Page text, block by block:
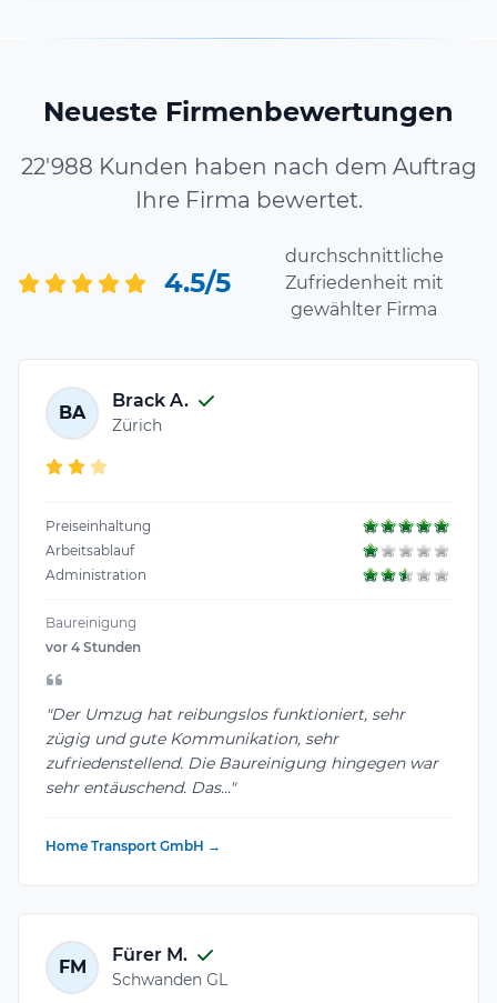
Neueste Firmenbewertungen
22'988 Kunden haben nach dem Auftrag
Ihre Firma bewertet.
4.5/5
durchschnittliche
Zufriedenheit mit
gewählter Firma
BA
Brack A.
Zürich
Preiseinhaltung
Arbeitsablauf
Administration
Baureinigung
vor 4 Stunden
"Der Umzug hat reibungslos funktioniert, sehr
zügig und gute Kommunikation, sehr
zufriedenstellend. Die Baureinigung hingegen war
sehr entäuschend. Das..."
Home Transport GmbH →
FM
Fürer M.
Schwanden GL